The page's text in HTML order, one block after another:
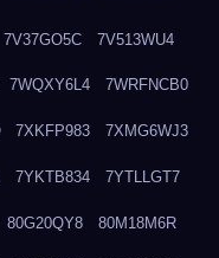
7V37GO5C 7V513WU4
7WQXY6L4 7WRFNCB0
7XKFP983 7XMG6WJ3
7YKTB834 7YTLLGT7
80G20QY8 80M18M6R